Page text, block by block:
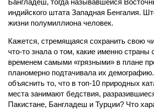
Бангладеш, тогда называвшейся
индийского штата Западная Бенгалия.
жизни полумиллиона человек.
Кажется, стремящаяся сохранить свою
что-то знала о том, какие именно страны
временем самыми «грязными» в плане
планомерно подтачивала их
объяснить то, что в топ-10 природных
места занимают бедствия,
Пакистане, Бангладеш и Турции? Что